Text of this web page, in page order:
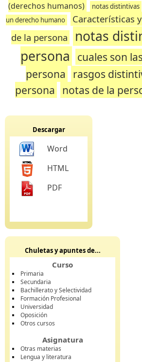
(derechos humanos)
notas distintivas
un derecho humano
Características
de la persona
notas
persona
cuales son
persona rasgos
persona notas de la
Descargar
Word
HTML
PDF
Chuletas y apuntes de...
Curso
Primaria
Secundaria
Bachillerato y Selectividad
Formación Profesional
Universidad
Oposición
Otros cursos
Asignatura
Otras materias
Lengua y literatura